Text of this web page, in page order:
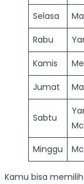
Selasa
Rabu
Kamis
Jumat
Sabtu
Minggu
Kamu bisa